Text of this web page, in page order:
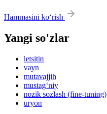
Hammasini ko‘rish
Yangi so'zlar
letsitin
vayn
mutavajjih
mustag‘niy
nozik sozlash (fine-tuning)
uryon